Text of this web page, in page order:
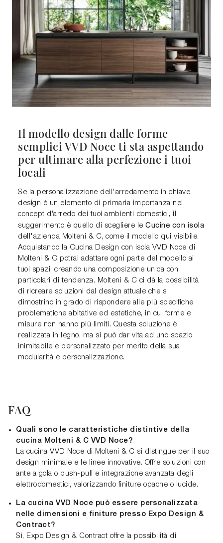
Il modello design dalle forme
semplici VVD Noce ti sta aspettando
per ultimare alla perfezione i tuoi
locali
Se la personalizzazione dell'arredamento in chiave
design è un elemento di primaria importanza nel
concept d’arredo dei tuoi ambienti domestici, il
suggerimento è quello di scegliere le Cucine con isola
dell'azienda Molteni & C, come il modello qui visibile.
Acquistando la Cucina Design con isola VVD Noce di
Molteni & C potrai adattare ogni parte del modello ai
tuoi spazi, creando una composizione unica con
particolari di tendenza. Molteni & C ci dà la possibilità
di ricreare soluzioni dal design attuale che si
dimostrino in grado di rispondere alle più specifiche
problematiche abitative ed estetiche, in cui forme e
misure non hanno più limiti. Questa soluzione è
realizzata in legno, ma si può dar vita ad uno spazio
inimitabile e personalizzato per merito della sua
modularità e personalizzazione.
FAQ
Quali sono le caratteristiche distintive della
cucina Molteni & C VVD Noce?
La cucina VVD Noce di Molteni & C si distingue per il suo
design minimale e le linee innovative. Offre soluzioni con
ante a gola o push-pull e integrazione avanzata degli
elettrodomestici, valorizzando finiture opache o lucide.
La cucina VVD Noce può essere personalizzata
nelle dimensioni e finiture presso Expo Design &
Contract?
Sì, Expo Design & Contract offre la possibilità di